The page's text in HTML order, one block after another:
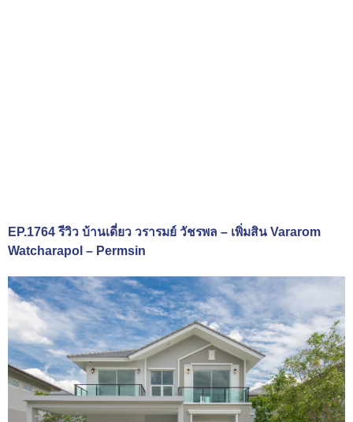
EP.1764 รีวิว บ้านเดี่ยว วรารมย์ วัชรพล – เพิ่มสิน Vararom
Watcharapol – Permsin